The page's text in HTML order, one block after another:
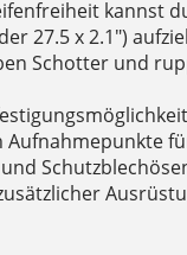
kannst
27.5 x 2.1")
Schotter und
Aufnahmepunkte